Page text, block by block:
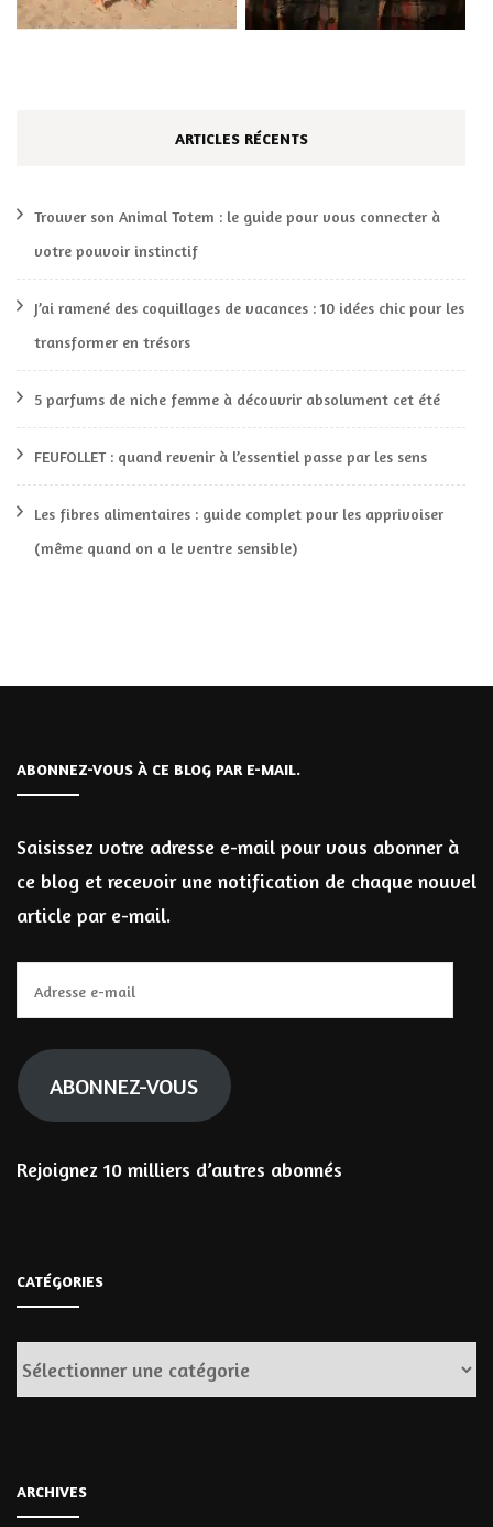
ARTICLES RÉCENTS
Trouver son Animal Totem : le guide pour vous connecter à
votre pouvoir instinctif
J’ai ramené des coquillages de vacances : 10 idées chic pour les
transformer en trésors
5 parfums de niche femme à découvrir absolument cet été
FEUFOLLET : quand revenir à l’essentiel passe par les sens
Les fibres alimentaires : guide complet pour les apprivoiser
(même quand on a le ventre sensible)
ABONNEZ-VOUS À CE BLOG PAR E-MAIL.
Saisissez votre adresse e-mail pour vous abonner à
ce blog et recevoir une notification de chaque nouvel
article par e-mail.
e-
mail
ABONNEZ-VOUS
Rejoignez 10 milliers d’autres abonnés
CATÉGORIES
Catégories
ARCHIVES